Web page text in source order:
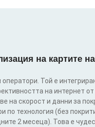
на картите
Той е
на интернет
на скорост и данни за
технология (без
2 месеца). Това е